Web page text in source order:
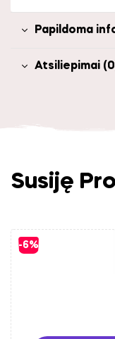
Papildoma
Atsiliepimai
Susiję
-6%